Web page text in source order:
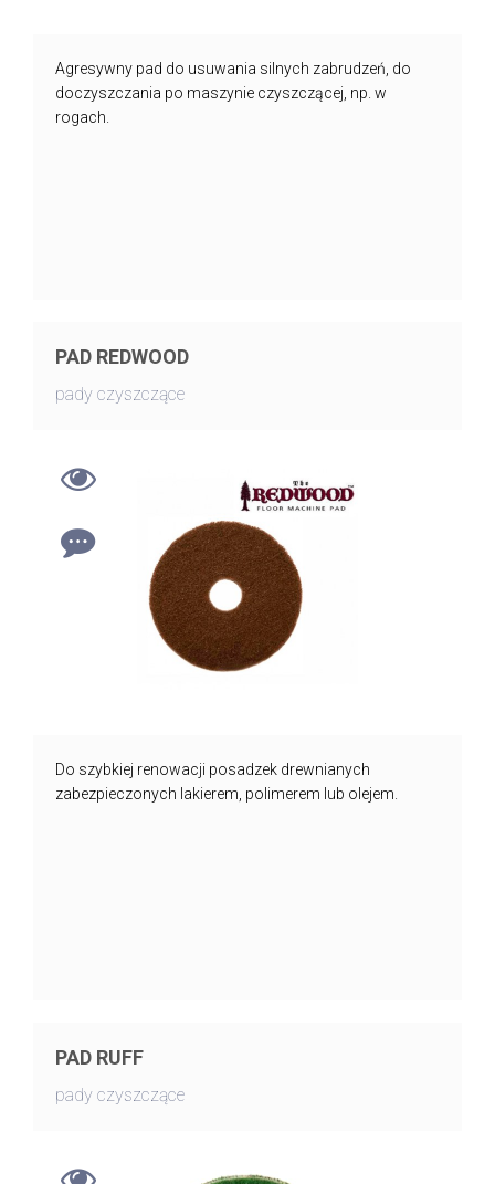
Agresywny pad do usuwania silnych zabrudzeń, do
doczyszczania po maszynie czyszczącej, np. w
rogach.
PAD REDWOOD
pady czyszczące
Do szybkiej renowacji posadzek drewnianych
zabezpieczonych lakierem, polimerem lub olejem.
PAD RUFF
pady czyszczące